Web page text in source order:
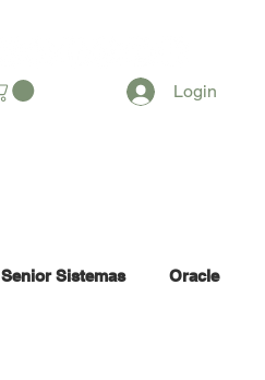
Login
Senior Sistemas Oracle